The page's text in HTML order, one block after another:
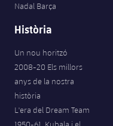
Nadal Barça
Història
Un nou horitzó
2008-20 Els millors
anys de la nostra
història
L'era del Dream Team
1950-61. Kubala i el